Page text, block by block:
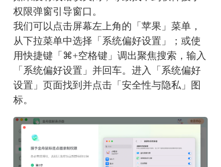
权限弹窗引导窗口。
我们可以点击屏幕左上角的「苹果」菜单，
从下拉菜单中选择「系统偏好设置」；或使
用快捷键「⌘+空格键」调出聚焦搜索，输入
「系统偏好设置」并回车。进入「系统偏好
设置」页面找到并点击「安全性与隐私」图
标。